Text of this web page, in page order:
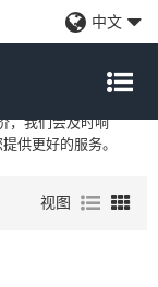
中文
我们提供定制批发
，我们会及时响
供更好的服务。
视图